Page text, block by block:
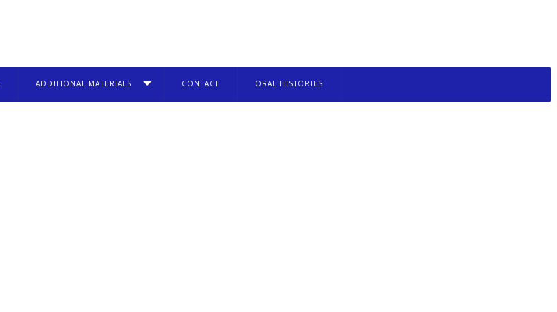
ADDITIONAL MATERIALS CONTACT ORAL HISTORIES